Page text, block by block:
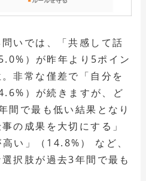
いでは、「共感して話
）が昨年より5ポイン
非常な僅差で「自分を
）が続きますが、ど
間で最も低い結果となり
の成果を大切にする」
い」（14.8%） など、
択肢が過去3年間で最も